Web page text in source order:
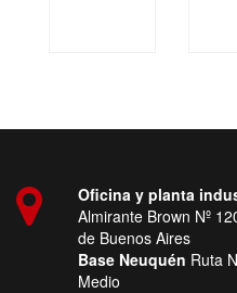
Oficina y planta
Almirante Brown Nº
de Buenos Aires
Base Neuquén Ruta
Medio